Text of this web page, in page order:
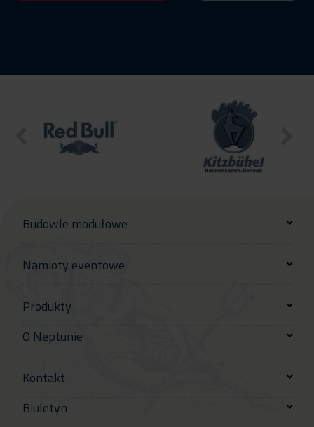
Budowle modułowe
Namioty eventowe
Produkty
O Neptunie
Kontakt
Biuletyn